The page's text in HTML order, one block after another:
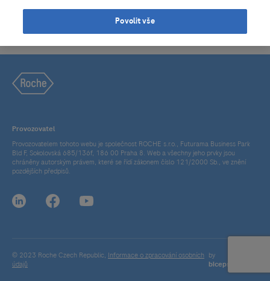
Provozovatel
Provozovatelem tohoto webu je společnost ROCHE s.r.o., Futurama Business Park
Bld F, Sokolovská 685/136f, 186 00 Praha 8. Web a všechny jeho prvky jsou
chráněny autorským právem, které se řídí zákonem číslo 121/2000 Sb., ve znění
pozdějších předpisů.
© 2023 Roche Czech Republic, Informace o zpracování osobních
údajů
by
bicepsdigital.
Povolit vše